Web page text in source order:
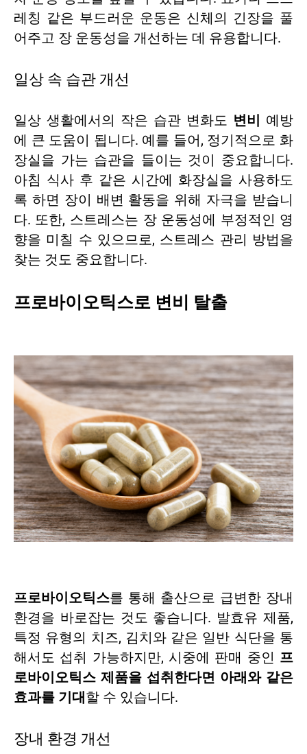
레칭 같은 부드러운 운동은 신체의 긴장을 풀
어주고 장 운동성을 개선하는 데 유용합니다.
일상 속 습관 개선
일상 생활에서의 작은 습관 변화도 변비
예방
에 큰 도움이 됩니다. 예를 들어, 정기적으로 화
장실을 가는 습관을 들이는 것이 중요합니다.
아침 식사 후 같은 시간에 화장실을 사용하도
록 하면 장이 배변 활동을 위해 자극을 받습니
다. 또한, 스트레스는 장 운동성에 부정적인 영
향을 미칠 수 있으므로, 스트레스 관리 방법을
찾는 것도 중요합니다.
프로바이오틱스로 변비 탈출
프로바이오틱스를 통해 출산으로 급변한 장내
환경을 바로잡는 것도 좋습니다. 발효유 제품,
특정 유형의 치즈, 김치와 같은 일반 식단을 통
해서도 섭취 가능하지만, 시중에 판매 중인 프
로바이오틱스 제품을 섭취한다면 아래와 같은
효과를 기대 할 수 있습니다.
장내 환경 개선